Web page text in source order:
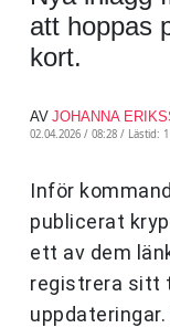
att hoppas
kort.
AV JOHANNA
02.04.2026 / 08:28 / Lästid:
Inför
publicerat
ett av dem
registrera sitt